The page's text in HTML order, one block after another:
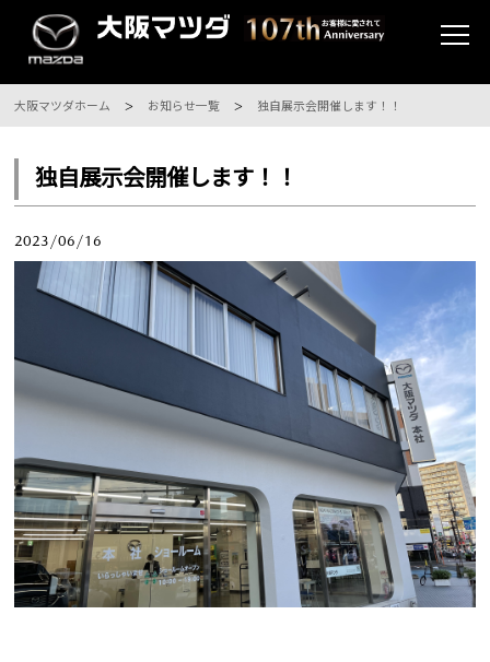
大阪マツダホーム お知らせ一覧 独自展示会開催します！！
独自展示会開催します！！
2023/06/16